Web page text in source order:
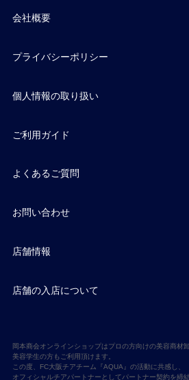
会社概要
プライバシーポリシー
個人情報の取り扱い
ご利用ガイド
よくあるご質問
お問い合わせ
店舗情報
店舗の入店について
岡本商会オンラインショップはプロの方向けの美容商材
美容学生の方もご利用頂けます。
この度、FC大阪チアチーム『AQUA』の活動に共感し、
オフィシャルチアパートナーとしてパートナー契約を締